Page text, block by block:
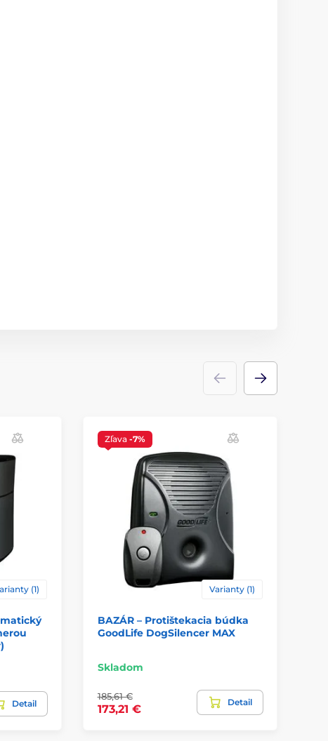
(1)
Detail
Zľava -7%
Varianty (1)
BAZÁR – Protištekacia búdka
GoodLife DogSilencer MAX
Skladom
185,61 €
173,21 €
Detail